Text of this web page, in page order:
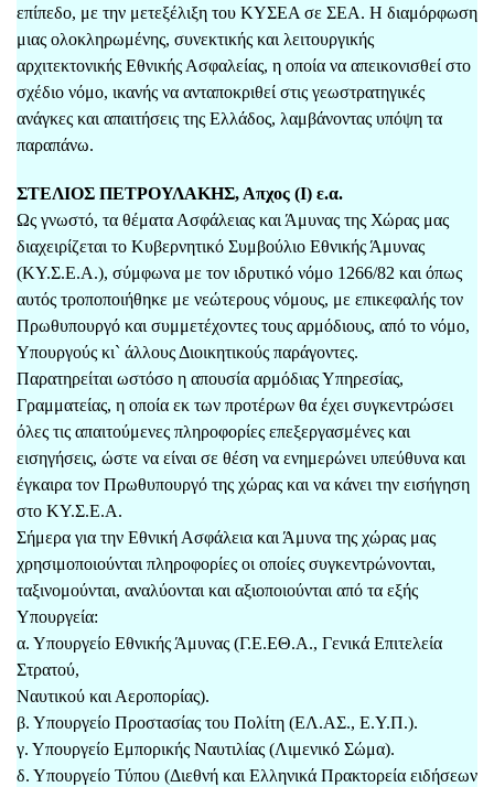
επίπεδο, με την μετεξέλιξη του ΚΥΣΕΑ σε ΣΕΑ. Η διαμόρφωση
μιας ολοκληρωμένης, συνεκτικής και λειτουργικής
αρχιτεκτονικής Εθνικής Ασφαλείας, η οποία να απεικονισθεί στο
σχέδιο νόμο, ικανής να ανταποκριθεί στις γεωστρατηγικές
ανάγκες και απαιτήσεις της Ελλάδος, λαμβάνοντας υπόψη τα
παραπάνω.
ΣΤΕΛΙΟΣ ΠΕΤΡΟΥΛΑΚΗΣ, Απχος (Ι) ε.α.
Ως γνωστό, τα θέματα Ασφάλειας και Άμυνας της Χώρας μας
διαχειρίζεται το Κυβερνητικό Συμβούλιο Εθνικής Άμυνας
(ΚΥ.Σ.Ε.Α.), σύμφωνα με τον ιδρυτικό νόμο 1266/82 και όπως
αυτός τροποποιήθηκε με νεώτερους νόμους, με επικεφαλής τον
Πρωθυπουργό και συμμετέχοντες τους αρμόδιους, από το νόμο,
Υπουργούς κι` άλλους Διοικητικούς παράγοντες.
Παρατηρείται ωστόσο η απουσία αρμόδιας Υπηρεσίας,
Γραμματείας, η οποία εκ των προτέρων θα έχει συγκεντρώσει
όλες τις απαιτούμενες πληροφορίες επεξεργασμένες και
εισηγήσεις, ώστε να είναι σε θέση να ενημερώνει υπεύθυνα και
έγκαιρα τον Πρωθυπουργό της χώρας και να κάνει την εισήγηση
στο ΚΥ.Σ.Ε.Α.
Σήμερα για την Εθνική Ασφάλεια και Άμυνα της χώρας μας
χρησιμοποιούνται πληροφορίες οι οποίες συγκεντρώνονται,
ταξινομούνται, αναλύονται και αξιοποιούνται από τα εξής
Υπουργεία:
α. Υπουργείο Εθνικής Άμυνας (Γ.Ε.ΕΘ.Α., Γενικά Επιτελεία
Στρατού,
Ναυτικού και Αεροπορίας).
β. Υπουργείο Προστασίας του Πολίτη (ΕΛ.ΑΣ., Ε.Υ.Π.).
γ. Υπουργείο Εμπορικής Ναυτιλίας (Λιμενικό Σώμα).
δ. Υπουργείο Τύπου (Διεθνή και Ελληνικά Πρακτορεία ειδήσεων